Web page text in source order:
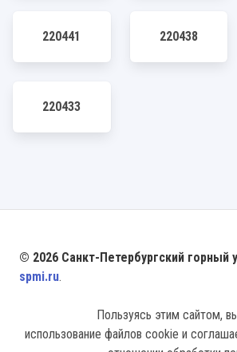
220441 220438
220433
© 2026 Санкт-Петербургский горный
spmi.ru.
Пользуясь этим сайтом,
использование файлов cookie и